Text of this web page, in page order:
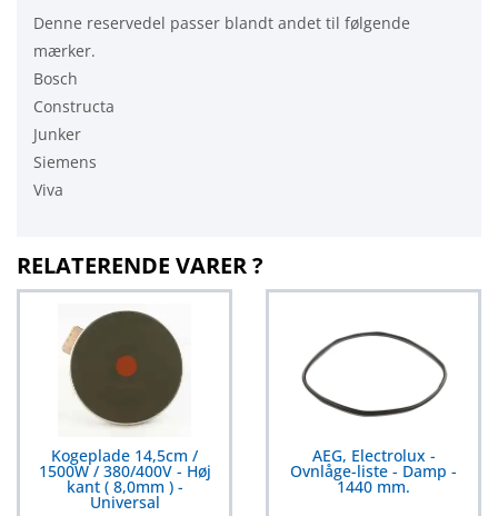
Denne reservedel passer blandt andet til følgende
mærker.
Bosch
Constructa
Junker
Siemens
Viva
RELATERENDE VARER ?
Kogeplade 14,5cm /
1500W / 380/400V - Høj
kant ( 8,0mm ) -
Universal
AEG, Electrolux -
Ovnlåge-liste - Damp -
1440 mm.